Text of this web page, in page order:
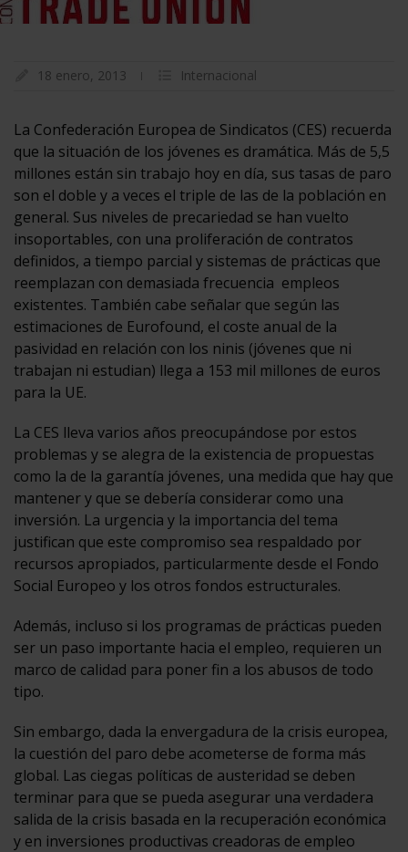
18 enero, 2013 Internacional
La Confederación Europea de Sindicatos (CES) recuerda
que la situación de los jóvenes es dramática. Más de 5,5
millones están sin trabajo hoy en día, sus tasas de paro
son el doble y a veces el triple de las de la población en
general. Sus niveles de precariedad se han vuelto
insoportables, con una proliferación de contratos
definidos, a tiempo parcial y sistemas de prácticas que
reemplazan con demasiada frecuencia empleos
existentes. También cabe señalar que según las
estimaciones de Eurofound, el coste anual de la
pasividad en relación con los ninis (jóvenes que ni
trabajan ni estudian) llega a 153 mil millones de euros
para la UE.
La CES lleva varios años preocupándose por estos
problemas y se alegra de la existencia de propuestas
como la de la garantía jóvenes, una medida que hay que
mantener y que se debería considerar como una
inversión. La urgencia y la importancia del tema
justifican que este compromiso sea respaldado por
recursos apropiados, particularmente desde el Fondo
Social Europeo y los otros fondos estructurales.
Además, incluso si los programas de prácticas pueden
ser un paso importante hacia el empleo, requieren un
marco de calidad para poner fin a los abusos de todo
tipo.
Sin embargo, dada la envergadura de la crisis europea,
la cuestión del paro debe acometerse de forma más
global. Las ciegas políticas de austeridad se deben
terminar para que se pueda asegurar una verdadera
salida de la crisis basada en la recuperación económica
y en inversiones productivas creadoras de empleo